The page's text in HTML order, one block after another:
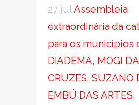
27 julAssembleia
extraordinária da
para os municípios
DIADEMA, MOGI
CRUZES, SUZANO
EMBÚ DAS ARTES